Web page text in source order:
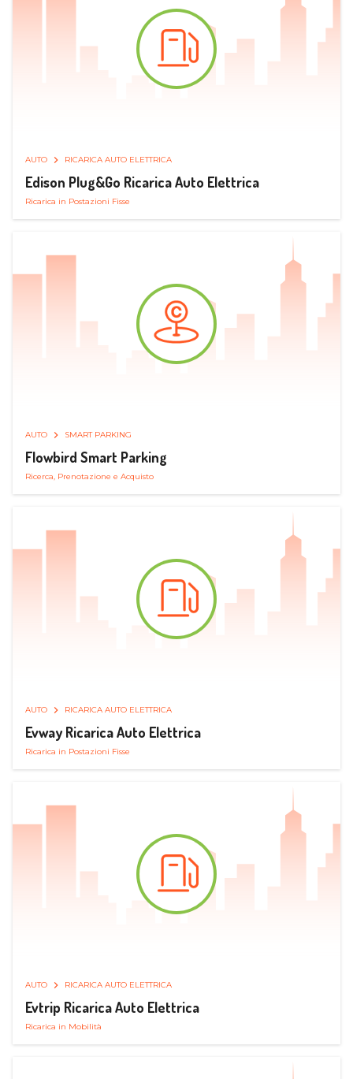
AUTO RICARICA AUTO ELETTRICA
Edison Plug&Go Ricarica Auto Elettrica
Ricarica in Postazioni Fisse
AUTO SMART PARKING
Flowbird Smart Parking
Ricerca, Prenotazione e Acquisto
AUTO RICARICA AUTO ELETTRICA
Evway Ricarica Auto Elettrica
Ricarica in Postazioni Fisse
AUTO RICARICA AUTO ELETTRICA
Evtrip Ricarica Auto Elettrica
Ricarica in Mobilità